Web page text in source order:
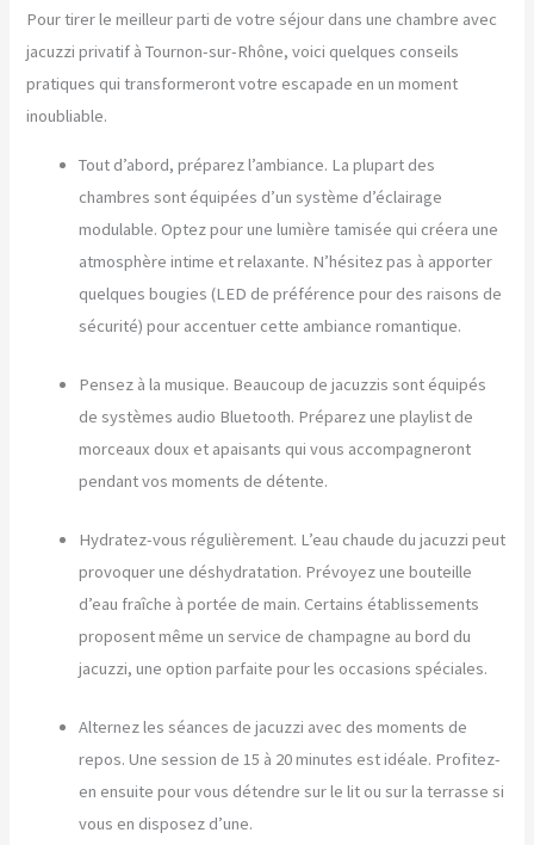
Pour tirer le meilleur parti de votre séjour dans une chambre avec
jacuzzi privatif à Tournon-sur-Rhône, voici quelques conseils
pratiques qui transformeront votre escapade en un moment
inoubliable.
Tout d’abord, préparez l’ambiance. La plupart des
chambres sont équipées d’un système d’éclairage
modulable. Optez pour une lumière tamisée qui créera une
atmosphère intime et relaxante. N’hésitez pas à apporter
quelques bougies (LED de préférence pour des raisons de
sécurité) pour accentuer cette ambiance romantique.
Pensez à la musique. Beaucoup de jacuzzis sont équipés
de systèmes audio Bluetooth. Préparez une playlist de
morceaux doux et apaisants qui vous accompagneront
pendant vos moments de détente.
Hydratez-vous régulièrement. L’eau chaude du jacuzzi peut
provoquer une déshydratation. Prévoyez une bouteille
d’eau fraîche à portée de main. Certains établissements
proposent même un service de champagne au bord du
jacuzzi, une option parfaite pour les occasions spéciales.
Alternez les séances de jacuzzi avec des moments de
repos. Une session de 15 à 20 minutes est idéale. Profitez-
en ensuite pour vous détendre sur le lit ou sur la terrasse si
vous en disposez d’une.